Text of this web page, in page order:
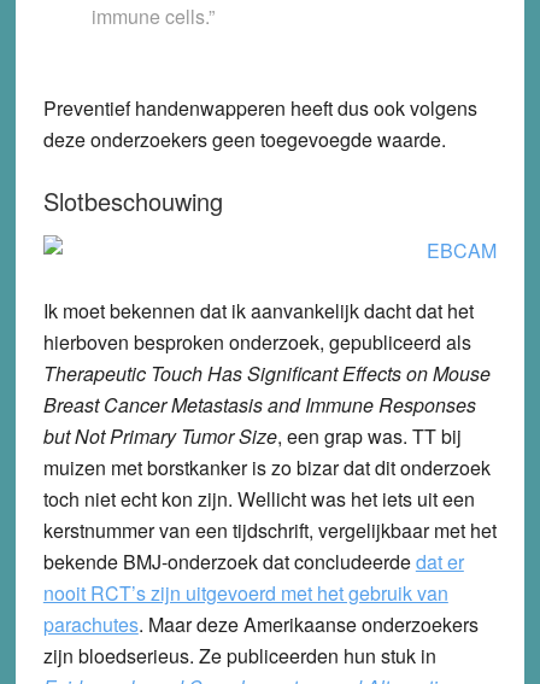
immune cells.”
Preventief handenwapperen heeft dus ook volgens
deze onderzoekers geen toegevoegde waarde.
Slotbeschouwing
Ik moet bekennen dat ik aanvankelijk dacht dat het
hierboven besproken onderzoek, gepubliceerd als
Therapeutic Touch Has Significant Effects on Mouse
Breast Cancer Metastasis and Immune Responses
but Not Primary Tumor Size, een grap was. TT bij
muizen met borstkanker is zo bizar dat dit onderzoek
toch niet echt kon zijn. Wellicht was het iets uit een
kerstnummer van een tijdschrift, vergelijkbaar met het
bekende BMJ-onderzoek dat concludeerdedat er
nooit RCT’s zijn uitgevoerd met het gebruik van
parachutes. Maar deze Amerikaanse onderzoekers
zijn bloedserieus. Ze publiceerden hun stuk in